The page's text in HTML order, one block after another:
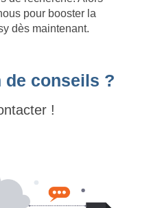
pour booster la
dès maintenant.
de conseils ?
!